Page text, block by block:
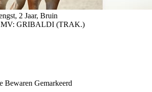
2 Jaar, Bruin
GRIBALDI (TRAK.)
Bewaren Gemarkeerd